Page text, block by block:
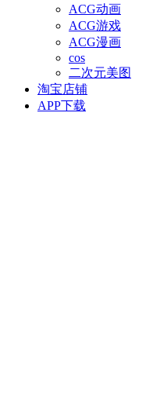
ACG动画
ACG游戏
ACG漫画
cos
二次元美图
淘宝店铺
APP下载